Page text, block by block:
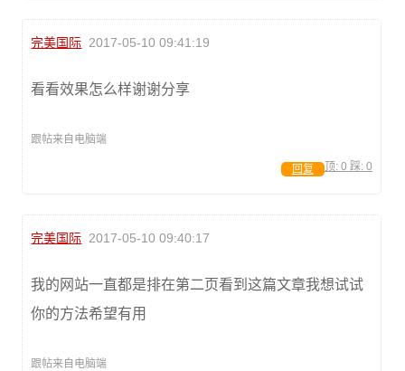
完美国际 2017-05-10 09:41:19
看看效果怎么样谢谢分享
跟帖来自电脑端
顶: 0 踩: 0
回复
完美国际 2017-05-10 09:40:17
我的网站一直都是排在第二页看到这篇文章我想试试
你的方法希望有用
跟帖来自电脑端